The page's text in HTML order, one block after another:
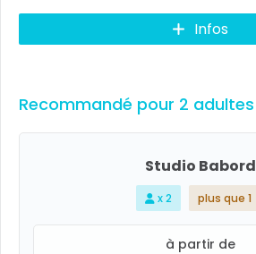
Infos
Recommandé pour 2 adultes
Studio Babord
x 2 plus que 1
à partir de